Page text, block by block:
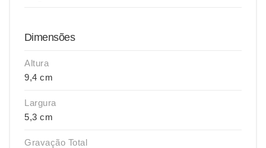
Dimensões
Altura
9,4 cm
Largura
5,3 cm
Gravação Total